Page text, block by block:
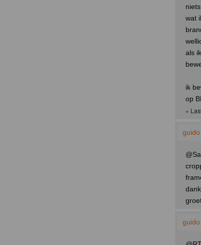
wat
als
ik
op
»